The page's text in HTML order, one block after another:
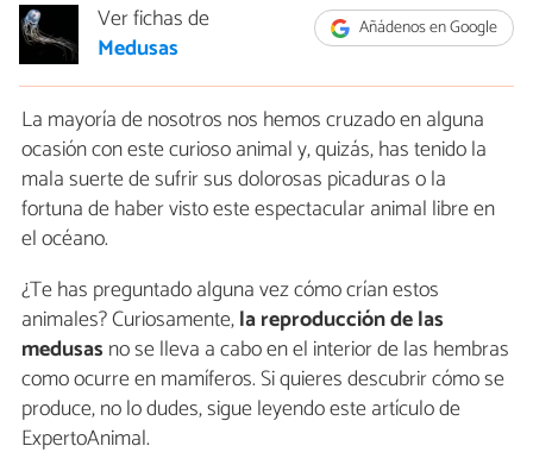
Añádenos en Google
Ver fichas de
Medusas
La mayoría de nosotros nos hemos cruzado en alguna
ocasión con este curioso animal y, quizás, has tenido la
mala suerte de sufrir sus dolorosas picaduras o la
fortuna de haber visto este espectacular animal libre en
el océano.
¿Te has preguntado alguna vez cómo crían estos
animales? Curiosamente,la reproducción de las
medusas no se lleva a cabo en el interior de las hembras
como ocurre en mamíferos. Si quieres descubrir cómo se
produce, no lo dudes, sigue leyendo este artículo de
ExpertoAnimal.